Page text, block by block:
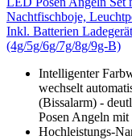
Nachtfischboje,
Inkl. Batterien
(4g/5g/6g/7g/8g/9g-B)
Intelligenter
wechselt
(Bissalarm) -
Posen Angeln mit
Hochleistungs-